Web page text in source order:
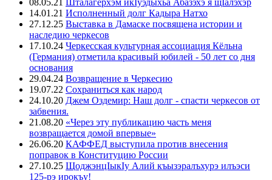
08.05.21 Шталагерхэм икIуэдыхьа Абазэхэ я щIалэхэр
14.01.21 Исполненный долг Кадыра Натхо
27.12.25 Выставка в Дамаске посвящена истории и
наследию черкесов
17.10.24 Черкесская культурная ассоциация Кёльна
(Германия) отметила красивый юбилей - 50 лет со дня
основания
29.04.24 Возвращение в Черкесию
19.07.22 Сохраниться как народ
24.10.20 Джем Оздемир: Наш долг - спасти черкесов от
забвения.
21.08.20 «Через эту публикацию часть меня
возвращается домой впервые»
26.06.20 КАФФЕД выступила против внесения
поправок в Конституцию России
27.10.25 ЩоджэнцIыкIу Алий къызэралъхурэ илъэси
125-рэ ирокъу!